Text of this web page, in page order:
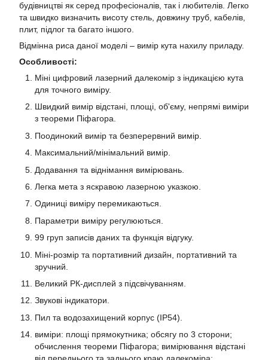
будівництві як серед професіоналів, так і любителів. Легко
та швидко визначить висоту стель, довжину труб, кабелів,
плит, підлог та багато іншого.
Відмінна риса даної моделі – вимір кута нахилу приладу.
Особливості:
Міні цифровий лазерний далекомір з індикацією кута
для точного виміру.
Швидкий вимір відстані, площі, об'єму, непрямі виміри
з теореми Піфагора.
Поодинокий вимір та безперервний вимір.
Максимальний/мінімальний вимір.
Додавання та віднімання вимірювань.
Легка мета з яскравою лазерною указкою.
Одиниці виміру перемикаються.
Параметри виміру регулюються.
99 груп записів даних та функція відгуку.
Міні-розмір та портативний дизайн, портативний та
зручний.
Великий РК-дисплей з підсвічуванням.
Звукові індикатори.
Пил та водозахищений корпус (IP54).
виміри: площі прямокутника; обсягу по 3 сторони;
обчислення теореми Піфагора; вимірювання відстані